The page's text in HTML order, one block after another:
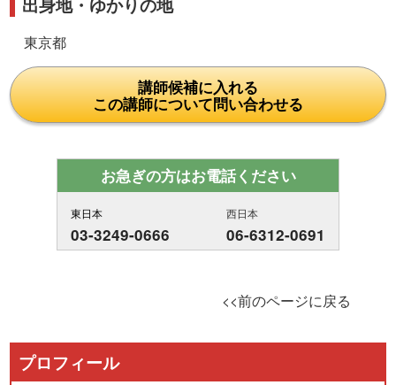
出身地・ゆかりの地
東京都
講師候補に入れる
この講師について問い合わせる
お急ぎの方はお電話ください
東日本
03-3249-0666
西日本
06-6312-0691
<<前のページに戻る
プロフィール